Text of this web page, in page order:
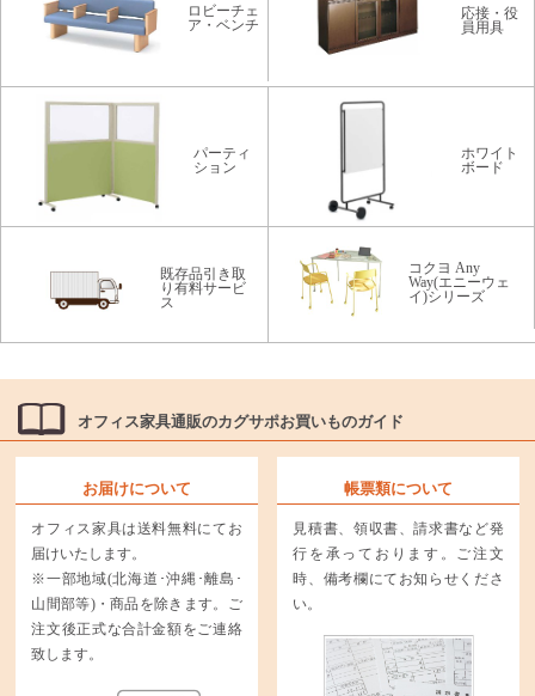
ロビーチェ
ア・ベンチ
応接・役
員用具
パーティ
ション
ホワイト
ボード
既存品引き取
り有料サービ
ス
コクヨ Any
Way(エニーウェ
イ)シリーズ
オフィス家具通販のカグサポお買いものガイド
お届けについて
オフィス家具は送料無料にてお
届けいたします。
※一部地域(北海道･沖縄･離島･
山間部等)・商品を除きます。ご
注文後正式な合計金額をご連絡
致します。
帳票類について
見積書、領収書、請求書など発
行を承っております。ご注文
時、備考欄にてお知らせくださ
い。